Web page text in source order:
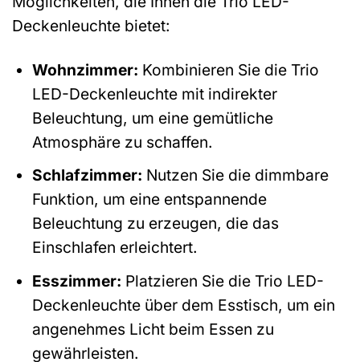
Deckenleuchte bietet:
Wohnzimmer: Kombinieren Sie die Trio
LED-Deckenleuchte mit indirekter
Beleuchtung, um eine gemütliche
Atmosphäre zu schaffen.
Schlafzimmer: Nutzen Sie die dimmbare
Funktion, um eine entspannende
Beleuchtung zu erzeugen, die das
Einschlafen erleichtert.
Esszimmer: Platzieren Sie die Trio LED-
Deckenleuchte über dem Esstisch, um ein
angenehmes Licht beim Essen zu
gewährleisten.